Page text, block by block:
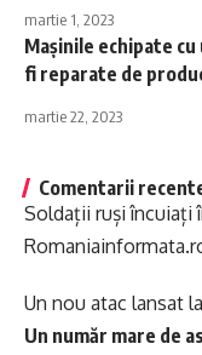
martie 1, 2023
Mașinile echipate
fi reparate de
martie 22, 2023
Comentarii
Soldații ruși încuiați
Un nou atac lansat
Un număr mare de